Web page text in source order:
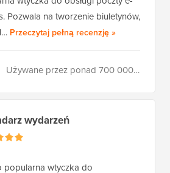
Pozwala na tworzenie biuletynów,
Przeczytaj pełną recenzjęMailPoet
»
Używane przez ponad 700 000 użytkowników
wydarzeń
popularna wtyczka do